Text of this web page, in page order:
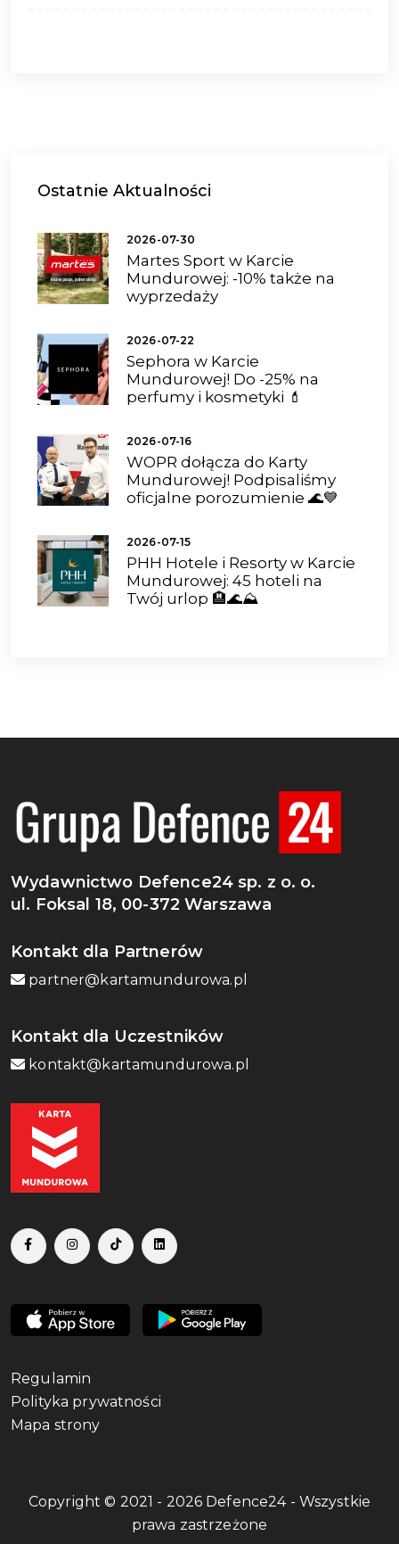
Ostatnie Aktualności
2026-07-30
Martes Sport w Karcie
Mundurowej: -10% także na
wyprzedaży
2026-07-22
Sephora w Karcie
Mundurowej! Do -25% na
perfumy i kosmetyki 💄
2026-07-16
WOPR dołącza do Karty
Mundurowej! Podpisaliśmy
oficjalne porozumienie 🌊💙
2026-07-15
PHH Hotele i Resorty w Karcie
Mundurowej: 45 hoteli na
Twój urlop 🏨🌊⛰️
Wydawnictwo Defence24 sp. z o. o.
ul. Foksal 18, 00-372 Warszawa
Kontakt dla Partnerów
partner@kartamundurowa.pl
Kontakt dla Uczestników
kontakt@kartamundurowa.pl
Regulamin
Polityka prywatności
Mapa strony
Copyright © 2021 - 2026 Defence24 - Wszystkie
prawa zastrzeżone